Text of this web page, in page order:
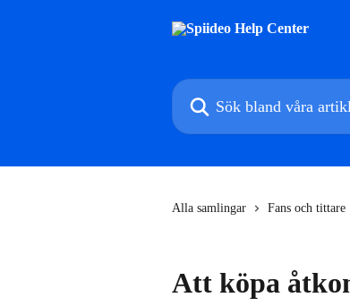
Sök bland våra artiklar …
Alla samlingar Fans och tittare
Att köpa